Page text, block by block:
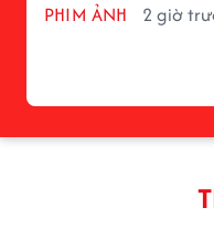
PHIM ẢNH 2 giờ